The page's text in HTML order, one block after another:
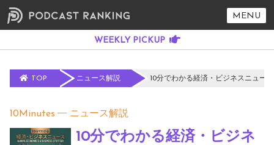
MENU
TOP ニュース解説 10分でわかる経済・ビジネスニュー
10Minutes ニュース解説
10分でわかる経済・ビジネ